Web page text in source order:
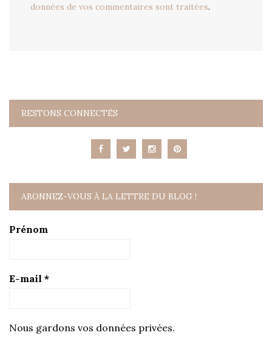
données de vos commentaires sont traitées.
RESTONS CONNECTÉS
ABONNEZ-VOUS À LA LETTRE DU BLOG !
Prénom
E-mail *
Nous gardons vos données privées.